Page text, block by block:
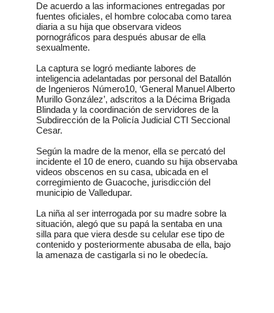
De acuerdo a las informaciones entregadas por
fuentes oficiales, el hombre colocaba como tarea
diaria a su hija que observara videos
pornográficos para después abusar de ella
sexualmente.
La captura se logró mediante labores de
inteligencia adelantadas por personal del Batallón
de Ingenieros Número10, ‘General Manuel Alberto
Murillo González’, adscritos a la Décima Brigada
Blindada y la coordinación de servidores de la
Subdirección de la Policía Judicial CTI Seccional
Cesar.
Según la madre de la menor, ella se percató del
incidente el 10 de enero, cuando su hija observaba
videos obscenos en su casa, ubicada en el
corregimiento de Guacoche, jurisdicción del
municipio de Valledupar.
La niña al ser interrogada por su madre sobre la
situación, alegó que su papá la sentaba en una
silla para que viera desde su celular ese tipo de
contenido y posteriormente abusaba de ella, bajo
la amenaza de castigarla si no le obedecía.